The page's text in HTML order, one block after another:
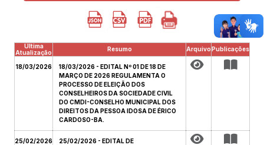
Última
Atualização
Resumo ArquivoPublicações
18/03/2026
18/03/2026 - EDITAL Nº 01 DE 18 DE
MARÇO DE 2026 REGULAMENTA O
PROCESSO DE ELEIÇÃO DOS
CONSELHEIROS DA SOCIEDADE CIVIL
DO CMDI-CONSELHO MUNICIPAL DOS
DIREITOS DA PESSOA IDOSA DE ÉRICO
CARDOSO-BA.
25/02/2026
25/02/2026 - EDITAL DE